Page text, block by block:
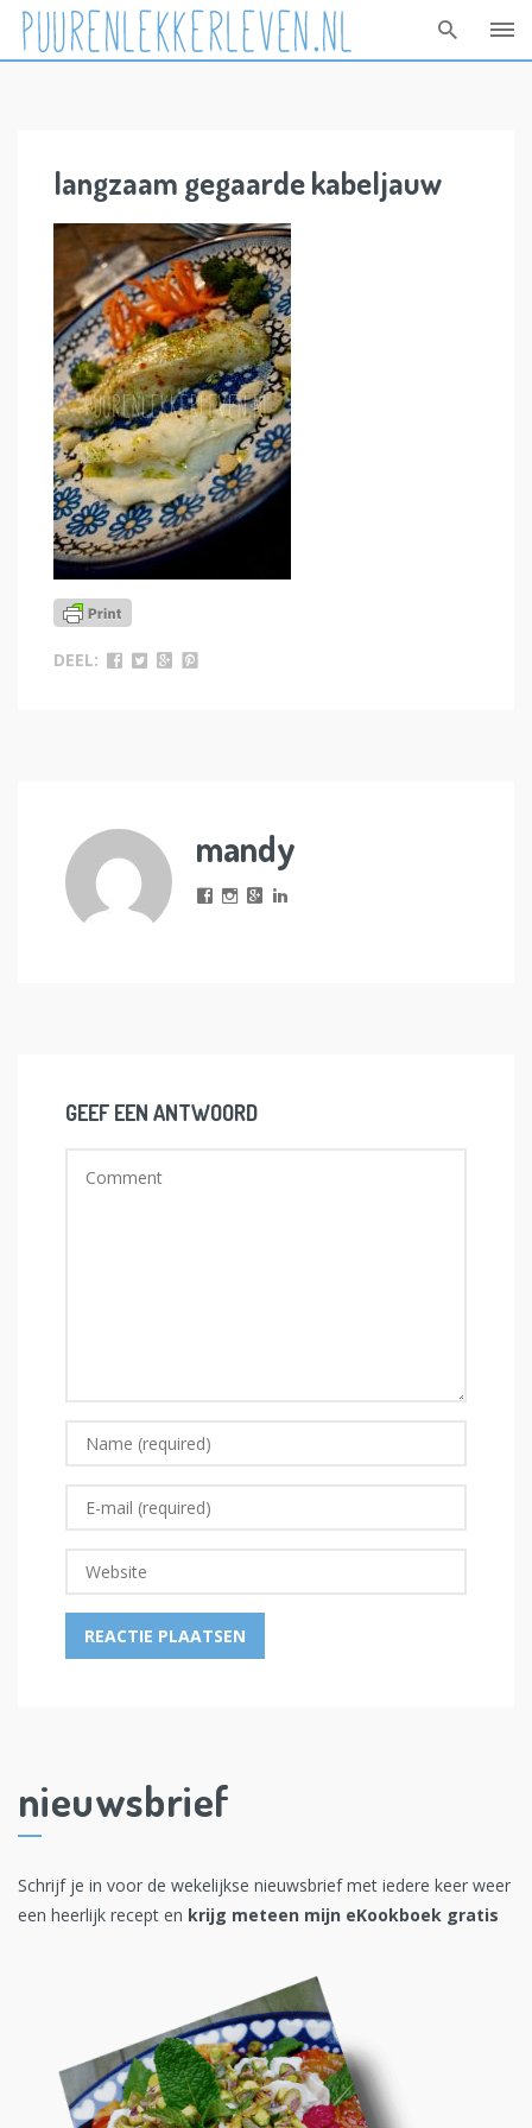
langzaam gegaarde kabeljauw
DEEL:
mandy
GEEF EEN ANTWOORD
nieuwsbrief
Schrijf je in voor de wekelijkse nieuwsbrief met iedere keer weer
een heerlijk recept en krijg meteen mijn eKookboek gratis